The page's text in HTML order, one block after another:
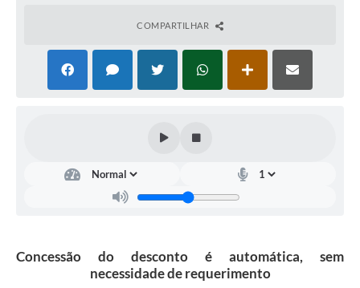
Normas e Legislação
Sistema de Protocolo
Listagem dos CEPs de Vinhedo
COMPARTILHAR
Concessão do desconto é automática, sem
necessidade de requerimento